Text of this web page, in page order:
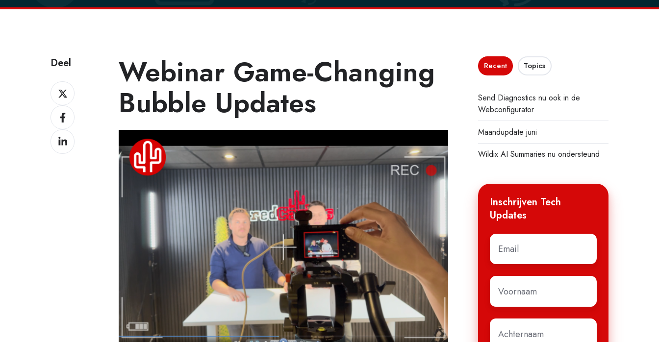
Deel
Deel
Deel
Deel
Webinar Game-Changing
Bubble Updates
Recent Topics
Send Diagnostics nu ook in de
Webconfigurator
Maandupdate juni
Wildix AI Summaries nu ondersteund
Inschrijven Tech
Updates
E-
mail*
Voornaam
Achternaam